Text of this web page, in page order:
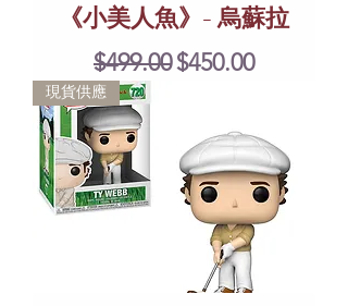
《小美人魚》- 烏蘇拉
Regular Price
$499.00Sale Price
$450.00
現貨供應